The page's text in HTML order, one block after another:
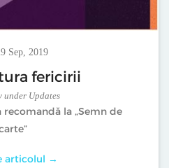
Sep, 2019
fericirii
under Updates
recomandă la „Semn de
articolul →